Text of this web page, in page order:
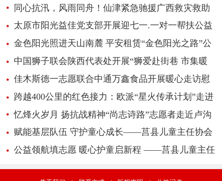
同心抗汛，风雨同舟！仙津紧急驰援广西救灾救助
太原市阳光益佳党支部开展迎七一.一对一帮扶公益
慰问活动
金色阳光照进天山南麓 平安租赁“金色阳光之路”公
益项目第十四站走进新疆阿克苏
中国狮子联会陕西代表处开展“狮爱赴街巷 市集暖
人心 ”公益活动
佳木斯德一志愿联合中通万鑫食品开展暖心走访慰
问跨越400公里的红色接力：欧派“星火传承计划”走进
醴陵，党员带头捐款点亮爱心饭卡
忆烽火岁月 扬抗战精神“尚志诗路”志愿者走近卢沟
桥活动隆重举行
赋能基层队伍 守护童心成长——莒县儿童主任协会
开展“护佑成长”实务能力专项培训
公益领航填志愿 暖心护童启新程 ——莒县儿童主任
协会举办第二届困境儿童高考志愿填报